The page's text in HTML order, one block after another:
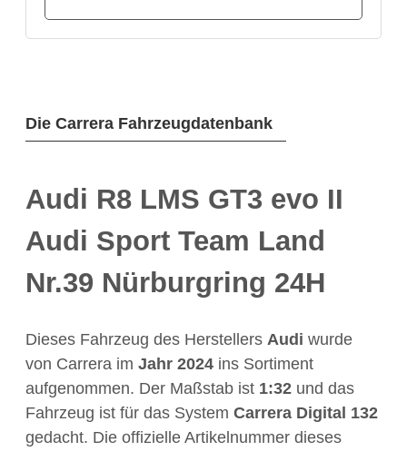
Die Carrera Fahrzeugdatenbank
Audi R8 LMS GT3 evo II
Audi Sport Team Land
Nr.39 Nürburgring 24H
Dieses Fahrzeug des Herstellers Audi wurde
von Carrera im Jahr 2024 ins Sortiment
aufgenommen. Der Maßstab ist 1:32 und das
Fahrzeug ist für das System Carrera Digital 132
gedacht. Die offizielle Artikelnummer dieses